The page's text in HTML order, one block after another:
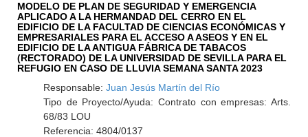
MODELO DE PLAN DE SEGURIDAD Y EMERGENCIA
APLICADO A LA HERMANDAD DEL CERRO EN EL
EDIFICIO DE LA FACULTAD DE CIENCIAS ECONÓMICAS Y
EMPRESARIALES PARA EL ACCESO A ASEOS Y EN EL
EDIFICIO DE LA ANTIGUA FÁBRICA DE TABACOS
(RECTORADO) DE LA UNIVERSIDAD DE SEVILLA PARA EL
REFUGIO EN CASO DE LLUVIA SEMANA SANTA 2023
Responsable: Juan Jesús Martín del Río
Tipo de Proyecto/Ayuda: Contrato con empresas: Arts.
68/83 LOU
Referencia: 4804/0137